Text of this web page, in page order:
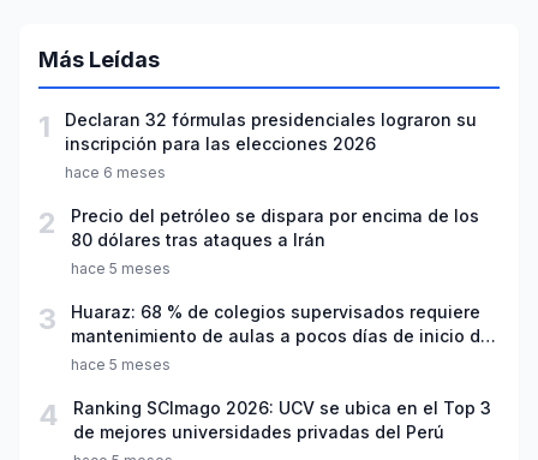
Más Leídas
1
Declaran 32 fórmulas presidenciales lograron su
inscripción para las elecciones 2026
hace 6 meses
2
Precio del petróleo se dispara por encima de los
80 dólares tras ataques a Irán
hace 5 meses
3
Huaraz: 68 % de colegios supervisados requiere
mantenimiento de aulas a pocos días de inicio del
año escolar 2026
hace 5 meses
4
Ranking SCImago 2026: UCV se ubica en el Top 3
de mejores universidades privadas del Perú